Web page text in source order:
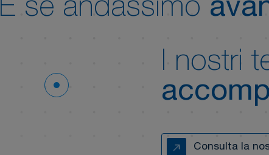
E se andassimo
I nostri
Consulta la